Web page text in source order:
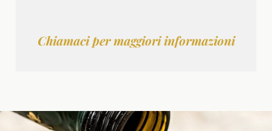
Chiamaci per maggiori informazioni